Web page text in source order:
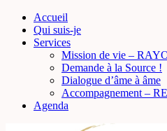
Accueil
Qui suis-je
Services
Mission de vie –
Demande à la Source !
Dialogue d’âme à âme
Accompagnement –
Agenda